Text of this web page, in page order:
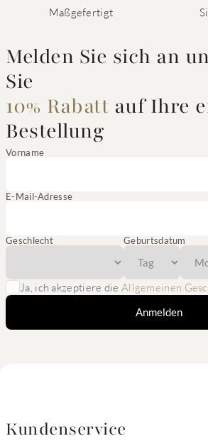
Maßgefertigt
Melden Sie sich an
Sie
10% Rabatt auf Ihre
Bestellung
Vorname
E-Mail-Adresse
Geschlecht Geburtsdatum
Ja, ich akzeptiere die Allgemeinen
Anmelden
Kundenservice